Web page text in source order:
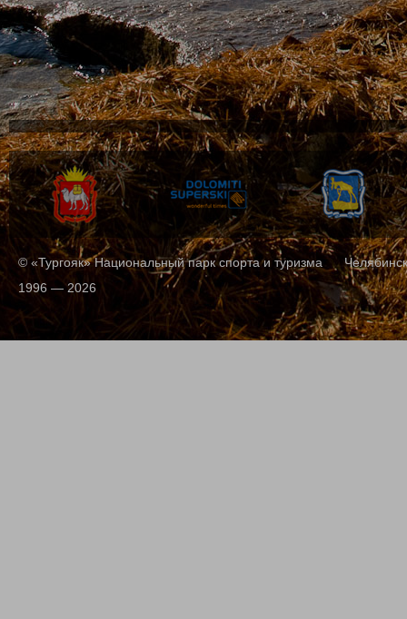
© «Тургояк» Национальный парк спорта и туризма
1996 — 2026